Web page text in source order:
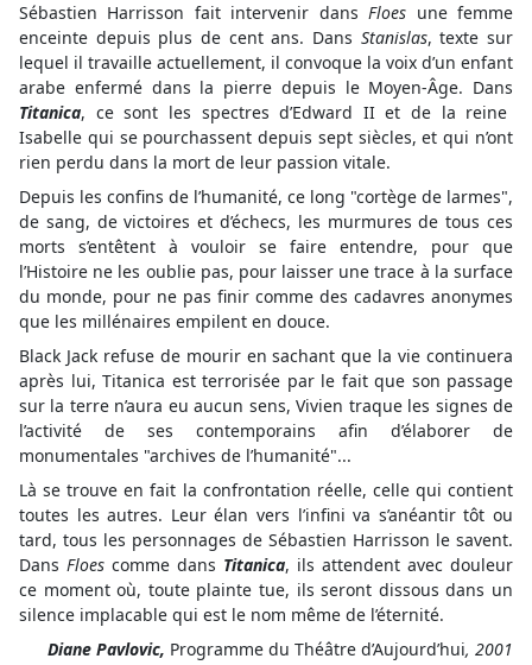
Sébastien Harrisson fait intervenir dansFloes une femme
enceinte depuis plus de cent ans. Dans Stanislas, texte sur
lequel il travaille actuellement, il convoque la voix d’un enfant
arabe enfermé dans la pierre depuis le Moyen-Âge. Dans
Titanica, ce sont les spectres d’Edward II et de la reine
Isabelle qui se pourchassent depuis sept siècles, et qui n’ont
rien perdu dans la mort de leur passion vitale.
Depuis les confins de l’humanité, ce long "cortège de larmes",
de sang, de victoires et d’échecs, les murmures de tous ces
morts s’entêtent à vouloir se faire entendre, pour que
l’Histoire ne les oublie pas, pour laisser une trace à la surface
du monde, pour ne pas finir comme des cadavres anonymes
que les millénaires empilent en douce.
Black Jack refuse de mourir en sachant que la vie continuera
après lui, Titanica est terrorisée par le fait que son passage
sur la terre n’aura eu aucun sens, Vivien traque les signes de
l’activité de ses contemporains afin d’élaborer de
monumentales "archives de l’humanité"...
Là se trouve en fait la confrontation réelle, celle qui contient
toutes les autres. Leur élan vers l’infini va s’anéantir tôt ou
tard, tous les personnages de Sébastien Harrisson le savent.
Dans Floes comme dans Titanica, ils attendent avec douleur
ce moment où, toute plainte tue, ils seront dissous dans un
silence implacable qui est le nom même de l’éternité.
Diane Pavlovic, Programme du Théâtre d’Aujourd’hui, 2001